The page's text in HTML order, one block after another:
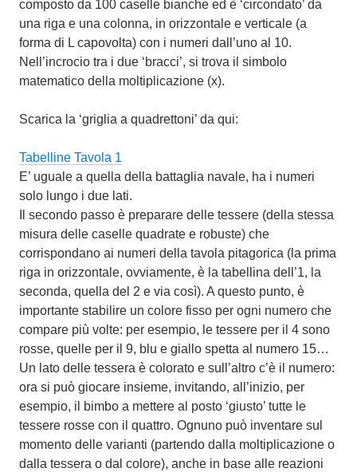
composto da 100 caselle bianche ed è ‘circondato’ da
una riga e una colonna, in orizzontale e verticale (a
forma di L capovolta) con i numeri dall’uno al 10.
Nell’incrocio tra i due ‘bracci’, si trova il simbolo
matematico della moltiplicazione (x).
Scarica la ‘griglia a quadrettoni’ da qui:
Tabelline Tavola 1
E’ uguale a quella della battaglia navale, ha i numeri
solo lungo i due lati.
Il secondo passo è preparare delle tessere (della stessa
misura delle caselle quadrate e robuste) che
corrispondano ai numeri della tavola pitagorica (la prima
riga in orizzontale, ovviamente, è la tabellina dell’1, la
seconda, quella del 2 e via così). A questo punto, è
importante stabilire un colore fisso per ogni numero che
compare più volte: per esempio, le tessere per il 4 sono
rosse, quelle per il 9, blu e giallo spetta al numero 15…
Un lato delle tessera è colorato e sull’altro c’è il numero:
ora si può giocare insieme, invitando, all’inizio, per
esempio, il bimbo a mettere al posto ‘giusto’ tutte le
tessere rosse con il quattro. Ognuno può inventare sul
momento delle varianti (partendo dalla moltiplicazione o
dalla tessera o dal colore), anche in base alle reazioni